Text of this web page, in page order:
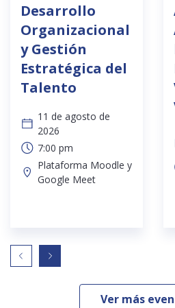
Desarrollo
Organizacional
y Gestión
Estratégica del
Talento
11 de agosto de
2026
7:00 pm
Plataforma Moodle y
Google Meet
Ver más